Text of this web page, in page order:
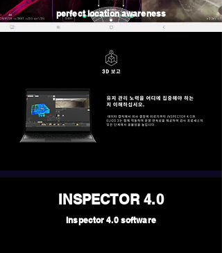
perfect location awareness
INSPECTOR 4.0
Inspector 4.0 software